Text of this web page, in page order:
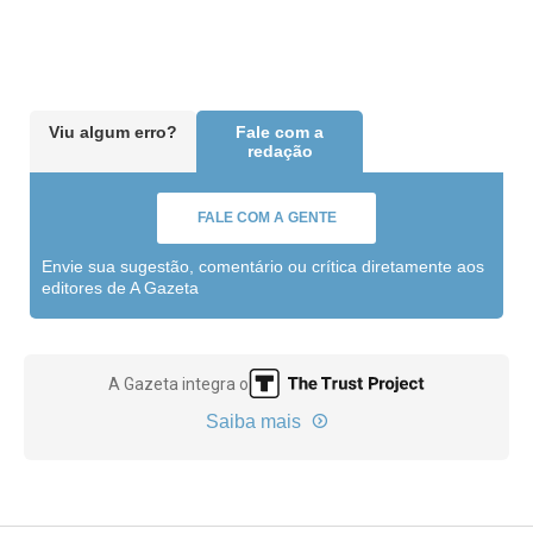
Viu algum erro?
Fale com a
redação
FALE COM A GENTE
Envie sua sugestão, comentário ou crítica diretamente aos
editores de A Gazeta
A Gazeta integra o
Saiba mais